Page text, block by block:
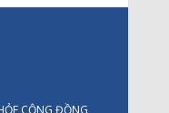
CỘNG ĐỒNG